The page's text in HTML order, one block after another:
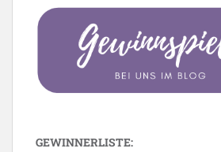
GEWINNERLISTE: